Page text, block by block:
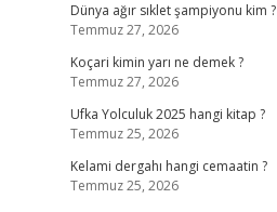
Dünya ağır sıklet şampiyonu kim ?
Temmuz 27, 2026
Koçari kimin yarı ne demek ?
Temmuz 27, 2026
Ufka Yolculuk 2025 hangi kitap ?
Temmuz 25, 2026
Kelami dergahı hangi cemaatin ?
Temmuz 25, 2026